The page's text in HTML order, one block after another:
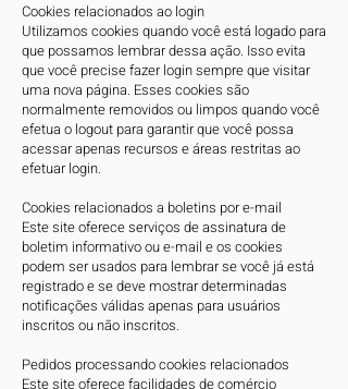
Cookies relacionados ao login
Utilizamos cookies quando você está logado para
que possamos lembrar dessa ação. Isso evita
que você precise fazer login sempre que visitar
uma nova página. Esses cookies são
normalmente removidos ou limpos quando você
efetua o logout para garantir que você possa
acessar apenas recursos e áreas restritas ao
efetuar login.
Cookies relacionados a boletins por e-mail
Este site oferece serviços de assinatura de
boletim informativo ou e-mail e os cookies
podem ser usados ​​para lembrar se você já está
registrado e se deve mostrar determinadas
notificações válidas apenas para usuários
inscritos ou não inscritos.
Pedidos processando cookies relacionados
Este site oferece facilidades de comércio